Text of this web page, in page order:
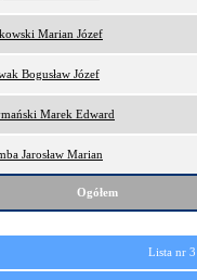
Marian Józef
Bogusław Józef
Marek Edward
Jarosław Marian
Ogółem
Lista nr